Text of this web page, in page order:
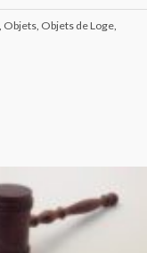
Objets Objets de Loge